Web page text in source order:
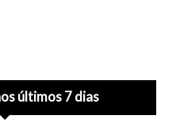
últimos 7 dias